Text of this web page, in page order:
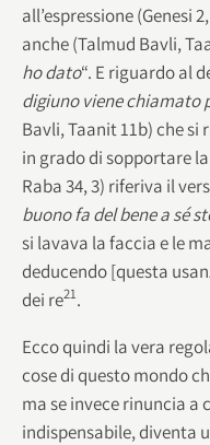
all’espressione (Genesi 2,
anche (Talmud Bavli,
ho dato“. E riguardo al
digiuno viene chiamato
Bavli, Taanit 11b) che
in grado di sopportare
Raba 34, 3) riferiva il
buono fa del bene a sé
si lavava la faccia e le
deducendo [questa
dei re21.
Ecco quindi la vera
cose di questo mondo
ma se invece rinuncia a
indispensabile, diventa